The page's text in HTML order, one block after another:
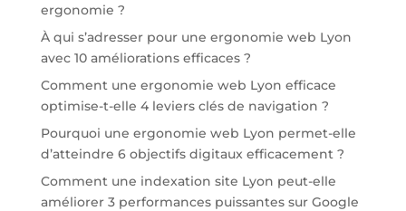
ergonomie ?
À qui s’adresser pour une ergonomie web Lyon
avec 10 améliorations efficaces ?
Comment une ergonomie web Lyon efficace
optimise-t-elle 4 leviers clés de navigation ?
Pourquoi une ergonomie web Lyon permet-elle
d’atteindre 6 objectifs digitaux efficacement ?
Comment une indexation site Lyon peut-elle
améliorer 3 performances puissantes sur Google